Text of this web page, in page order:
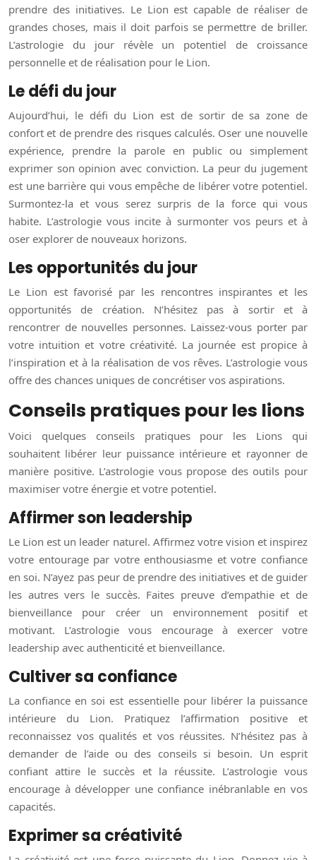
prendre des initiatives. Le Lion est capable de réaliser de
grandes choses, mais il doit parfois se permettre de briller.
L’astrologie du jour révèle un potentiel de croissance
personnelle et de réalisation pour le Lion.
Le défi du jour
Aujourd’hui, le défi du Lion est de sortir de sa zone de
confort et de prendre des risques calculés. Oser une nouvelle
expérience, prendre la parole en public ou simplement
exprimer son opinion avec conviction. La peur du jugement
est une barrière qui vous empêche de libérer votre potentiel.
Surmontez-la et vous serez surpris de la force qui vous
habite. L’astrologie vous incite à surmonter vos peurs et à
oser explorer de nouveaux horizons.
Les opportunités du jour
Le Lion est favorisé par les rencontres inspirantes et les
opportunités de création. N’hésitez pas à sortir et à
rencontrer de nouvelles personnes. Laissez-vous porter par
votre intuition et votre créativité. La journée est propice à
l’inspiration et à la réalisation de vos rêves. L’astrologie vous
offre des chances uniques de concrétiser vos aspirations.
Conseils pratiques pour les lions
Voici quelques conseils pratiques pour les Lions qui
souhaitent libérer leur puissance intérieure et rayonner de
manière positive. L’astrologie vous propose des outils pour
maximiser votre énergie et votre potentiel.
Affirmer son leadership
Le Lion est un leader naturel. Affirmez votre vision et inspirez
votre entourage par votre enthousiasme et votre confiance
en soi. N’ayez pas peur de prendre des initiatives et de guider
les autres vers le succès. Faites preuve d’empathie et de
bienveillance pour créer un environnement positif et
motivant. L’astrologie vous encourage à exercer votre
leadership avec authenticité et bienveillance.
Cultiver sa confiance
La confiance en soi est essentielle pour libérer la puissance
intérieure du Lion. Pratiquez l’affirmation positive et
reconnaissez vos qualités et vos réussites. N’hésitez pas à
demander de l’aide ou des conseils si besoin. Un esprit
confiant attire le succès et la réussite. L’astrologie vous
encourage à développer une confiance inébranlable en vos
capacités.
Exprimer sa créativité